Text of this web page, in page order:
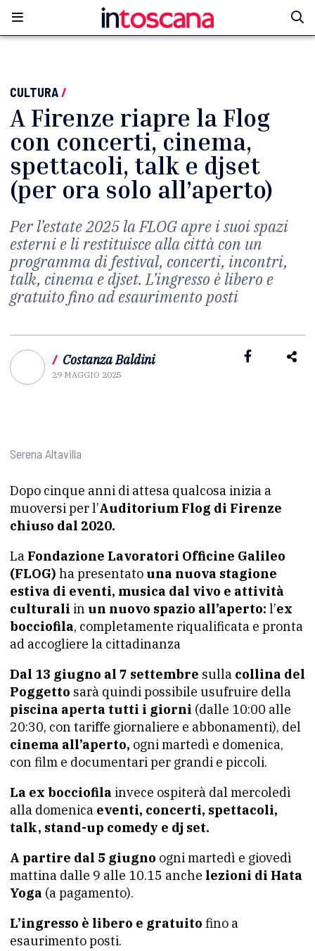
CULTURA/
A Firenze riapre la Flog
con concerti, cinema,
spettacoli, talk e djset
(per ora solo all’aperto)
Per l’estate 2025 la FLOG apre i suoi spazi
esterni e li restituisce alla città con un
programma di festival, concerti, incontri,
talk, cinema e djset. L’ingresso è libero e
gratuito fino ad esaurimento posti
/ Costanza Baldini
29 MAGGIO 2025
Serena Altavilla
Dopo cinque anni di attesa qualcosa inizia a
muoversi per l’Auditorium Flog di Firenze
chiuso dal 2020.
La Fondazione Lavoratori Officine Galileo
(FLOG) ha presentato una nuova stagione
estiva di eventi, musica dal vivo e attività
culturali in un nuovo spazio all’aperto: l’ex
bocciofila, completamente riqualificata e pronta
ad accogliere la cittadinanza
Dal 13 giugno al 7 settembre sulla collina del
Poggetto sarà quindi possibile usufruire della
piscina aperta tutti i giorni (dalle 10:00 alle
20:30, con tariffe giornaliere e abbonamenti), del
cinema all’aperto, ogni martedì e domenica,
con film e documentari per grandi e piccoli.
La ex bocciofila invece ospiterà dal mercoledì
alla domenica eventi, concerti, spettacoli,
talk, stand-up comedy e dj set.
A partire dal 5 giugno ogni martedì e giovedì
mattina dalle 9 alle 10.15 anche lezioni di Hata
Yoga (a pagamento).
L’ingresso è libero e gratuito fino a
esaurimento posti.